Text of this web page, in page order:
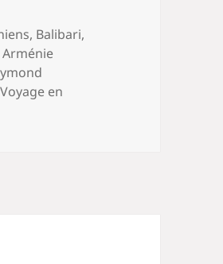
, Balibari,
Voyage en